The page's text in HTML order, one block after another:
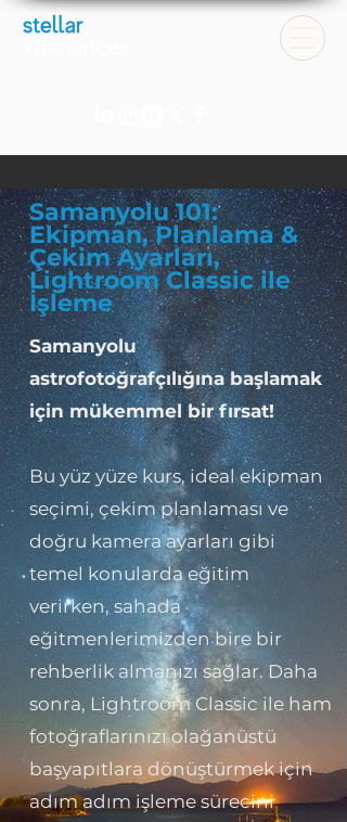
Samanyolu 101:
Ekipman, Planlama &
Çekim Ayarları,
Lightroom Classic ile
İşleme
Samanyolu
astrofotoğrafçılığına başlamak
için mükemmel bir fırsat!
Bu yüz yüze kurs, ideal ekipman
seçimi, çekim planlaması ve
doğru kamera ayarları gibi
temel konularda eğitim
verirken, sahada
eğitmenlerimizden bire bir
rehberlik almanızı sağlar. Daha
sonra, Lightroom Classic ile ham
fotoğraflarınızı olağanüstü
başyapıtlara dönüştürmek için
adım adım işleme sürecini